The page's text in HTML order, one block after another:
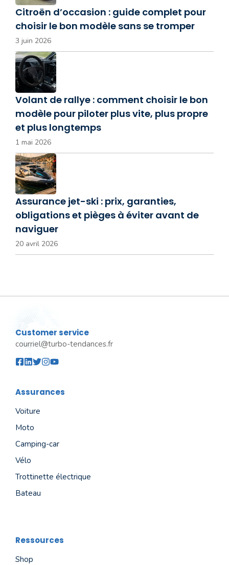
Citroën d’occasion : guide complet pour
choisir le bon modèle sans se tromper
3 juin 2026
Volant de rallye : comment choisir le bon
modèle pour piloter plus vite, plus propre
et plus longtemps
1 mai 2026
Assurance jet-ski : prix, garanties,
obligations et pièges à éviter avant de
naviguer
20 avril 2026
Customer service
courriel@turbo-tendances.fr
Assurances
Voiture
Moto
Camping-car
Vélo
Trottinette électrique
Bateau
Ressources
Shop